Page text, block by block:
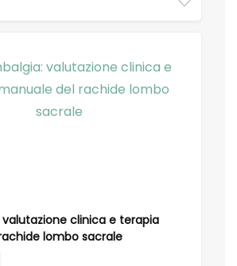
valutazione clinica e terapia
lombo sacrale